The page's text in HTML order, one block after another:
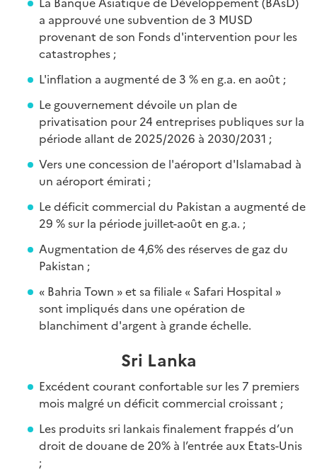
a approuvé une subvention de 3 MUSD
provenant de son Fonds d'intervention pour les
catastrophes ;
L'inflation a augmenté de 3 % en g.a. en août ;
Le gouvernement dévoile un plan de
privatisation pour 24 entreprises publiques sur la
période allant de 2025/2026 à 2030/2031 ;
Vers une concession de l'aéroport d'Islamabad à
un aéroport émirati ;
Le déficit commercial du Pakistan a augmenté de
29 % sur la période juillet-août en g.a. ;
Augmentation de 4,6% des réserves de gaz du
Pakistan ;
« Bahria Town » et sa filiale « Safari Hospital »
sont impliqués dans une opération de
blanchiment d'argent à grande échelle.
Sri Lanka
Excédent courant confortable sur les 7 premiers
mois malgré un déficit commercial croissant ;
Les produits sri lankais finalement frappés d’un
droit de douane de 20% à l’entrée aux Etats-Unis
;